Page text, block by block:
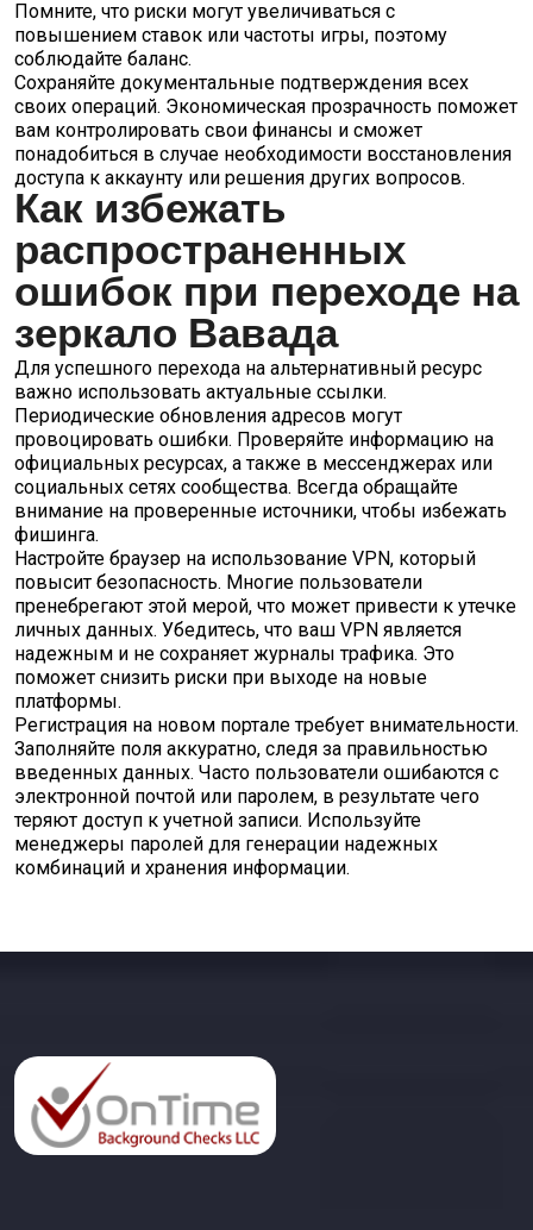
Помните, что риски могут увеличиваться с
повышением ставок или частоты игры, поэтому
соблюдайте баланс.
Сохраняйте документальные подтверждения всех
своих операций. Экономическая прозрачность поможет
вам контролировать свои финансы и сможет
понадобиться в случае необходимости восстановления
доступа к аккаунту или решения других вопросов.
Как избежать
распространенных
ошибок при переходе на
зеркало Вавада
Для успешного перехода на альтернативный ресурс
важно использовать актуальные ссылки.
Периодические обновления адресов могут
провоцировать ошибки. Проверяйте информацию на
официальных ресурсах, а также в мессенджерах или
социальных сетях сообщества. Всегда обращайте
внимание на проверенные источники, чтобы избежать
фишинга.
Настройте браузер на использование VPN, который
повысит безопасность. Многие пользователи
пренебрегают этой мерой, что может привести к утечке
личных данных. Убедитесь, что ваш VPN является
надежным и не сохраняет журналы трафика. Это
поможет снизить риски при выходе на новые
платформы.
Регистрация на новом портале требует внимательности.
Заполняйте поля аккуратно, следя за правильностью
введенных данных. Часто пользователи ошибаются с
электронной почтой или паролем, в результате чего
теряют доступ к учетной записи. Используйте
менеджеры паролей для генерации надежных
комбинаций и хранения информации.